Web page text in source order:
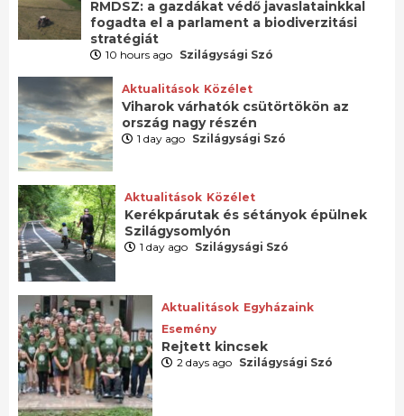
RMDSZ: a gazdákat védő javaslatainkkal
fogadta el a parlament a biodiverzitási
stratégiát
10 hours ago Szilágysági Szó
Aktualitások Közélet
Viharok várhatók csütörtökön az
ország nagy részén
1 day ago Szilágysági Szó
Aktualitások Közélet
Kerékpárutak és sétányok épülnek
Szilágysomlyón
1 day ago Szilágysági Szó
Aktualitások Egyházaink
Esemény
Rejtett kincsek
2 days ago Szilágysági Szó